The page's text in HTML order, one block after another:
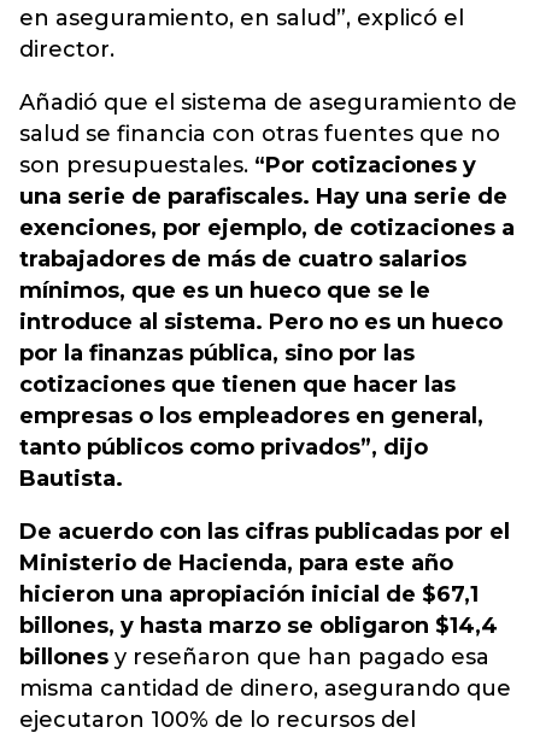
en aseguramiento, en salud”, explicó el
director.
Añadió que el sistema de aseguramiento de
salud se financia con otras fuentes que no
son presupuestales. “Por cotizaciones y
una serie de parafiscales. Hay una serie de
exenciones, por ejemplo, de cotizaciones a
trabajadores de más de cuatro salarios
mínimos, que es un hueco que se le
introduce al sistema. Pero no es un hueco
por la finanzas pública, sino por las
cotizaciones que tienen que hacer las
empresas o los empleadores en general,
tanto públicos como privados”, dijo
Bautista.
De acuerdo con las cifras publicadas por el
Ministerio de Hacienda, para este año
hicieron una apropiación inicial de $67,1
billones, y hasta marzo se obligaron $14,4
billones y reseñaron que han pagado esa
misma cantidad de dinero, asegurando que
ejecutaron 100% de lo recursos del